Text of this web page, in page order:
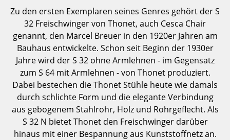
Wandregale
Sideboards & Kommoden
TV Möbel
Beistell- & Rollcontainer
Barmöbel
Garderoben
Zu den ersten Exemplaren seines Genres gehört der S
32 Freischwinger von Thonet, auch Cesca Chair
genannt, den Marcel Breuer in den 1920er Jahren am
Bauhaus entwickelte. Schon seit Beginn der 1930er
Jahre wird der S 32 ohne Armlehnen - im Gegensatz
zum S 64 mit Armlehnen - von Thonet produziert.
Dabei bestechen die Thonet Stühle heute wie damals
durch schlichte Form und die elegante Verbindung
aus gebogenem Stahlrohr, Holz und Rohrgeflecht. Als
S 32 N bietet Thonet den Freischwinger darüber
hinaus mit einer Bespannung aus Kunststoffnetz an.